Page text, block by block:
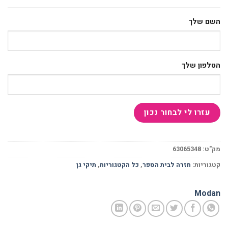
השם שלך
הטלפון שלך
מק"ט:63065348
קטגוריות:חזרה לבית הספר,כל הקטגוריות,תיקי גן
Modan